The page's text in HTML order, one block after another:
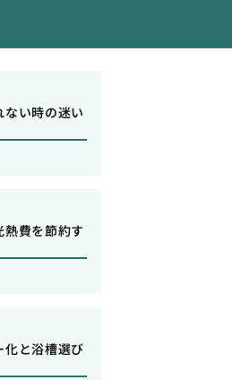
ない時の迷い
費を節約す
化と浴槽選び